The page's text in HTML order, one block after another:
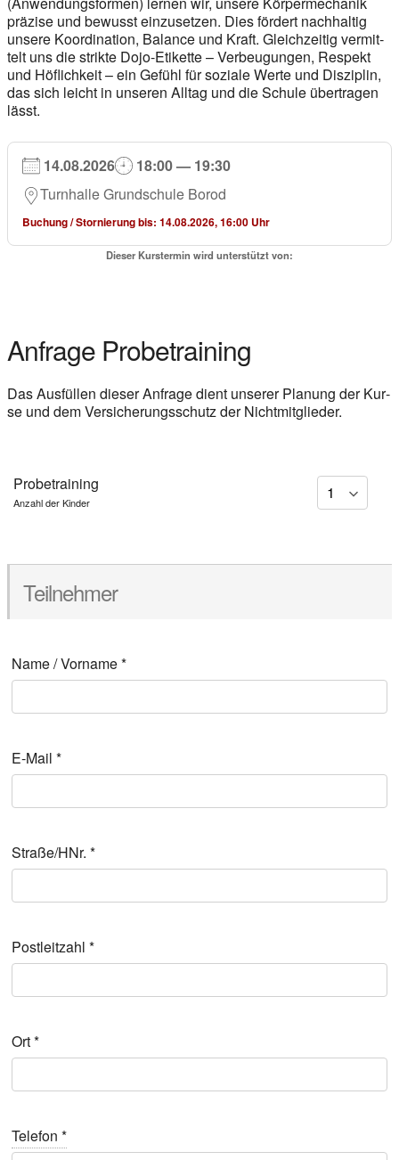
prä­zi­se und bewusst ein­zu­set­zen. Dies för­dert nach­hal­tig
unse­re Koor­di­na­ti­on, Balan­ce und Kraft. Gleich­zei­tig ver­mit­
telt uns die strik­te Dojo-Eti­ket­te – Ver­beu­gun­gen, Respekt
und Höf­lich­keit – ein Gefühl für sozia­le Wer­te und Dis­zi­plin,
das sich leicht in unse­ren All­tag und die Schu­le über­tra­gen
lässt.
14.08.2026
18:00 — 19:30
Turn­hal­le Grund­schu­le Borod
Buchung / Stor­nie­rung bis: 14.08.2026, 16:00 Uhr
Die­ser Kurs­ter­min wird unter­stützt von:
Anfra­ge Pro­be­trai­ning
Das Aus­fül­len die­ser Anfra­ge dient unse­rer Pla­nung der Kur­
se und dem Ver­si­che­rungs­schutz der Nicht­mit­glie­der.
Pro­be­trai­ning
Anzahl der Kin­der
Teil­neh­mer
Name / Vor­na­me*
E‑Mail *
Straße/HNr. *
Post­leit­zahl *
Ort*
Tele­fon *